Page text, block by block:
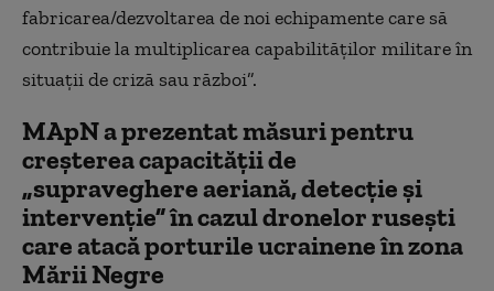
fabricarea/dezvoltarea de noi echipamente care să
contribuie la multiplicarea capabilităților militare în
situații de criză sau război”.
MApN a prezentat măsuri pentru
creșterea capacității de
„supraveghere aeriană, detecție și
intervenție” în cazul dronelor rusești
care atacă porturile ucrainene în zona
Mării Negre